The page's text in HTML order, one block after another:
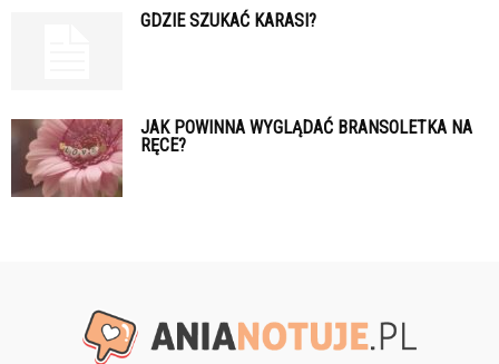
GDZIE SZUKAĆ KARASI?
JAK POWINNA WYGLĄDAĆ BRANSOLETKA NA
RĘCE?